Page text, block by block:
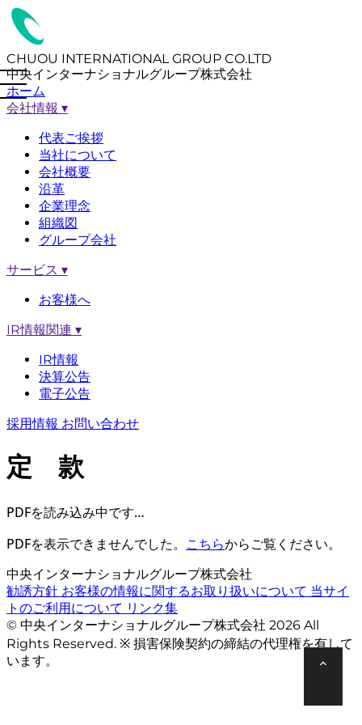
CHUOU INTERNATIONAL GROUP CO.LTD
中央インターナショナルグループ株式会社
ホーム
会社情報 ▾
代表ご挨拶
当社について
会社概要
沿革
企業理念
組織図
グループ会社
サービス ▾
お客様へ
IR情報関連 ▾
IR情報
決算公告
電子公告
採用情報 お問い合わせ
定 款
PDFを読み込み中です…
PDFを表示できませんでした。 こちらからご覧ください。
中央インターナショナルグループ株式会社
勧誘方針 お客様の情報に関するお取り扱いについて 当サイ
トのご利用について リンク集
© 中央インターナショナルグループ株式会社 2026 All
Rights Reserved. ※ 損害保険契約の締結の代理権を有して
います。